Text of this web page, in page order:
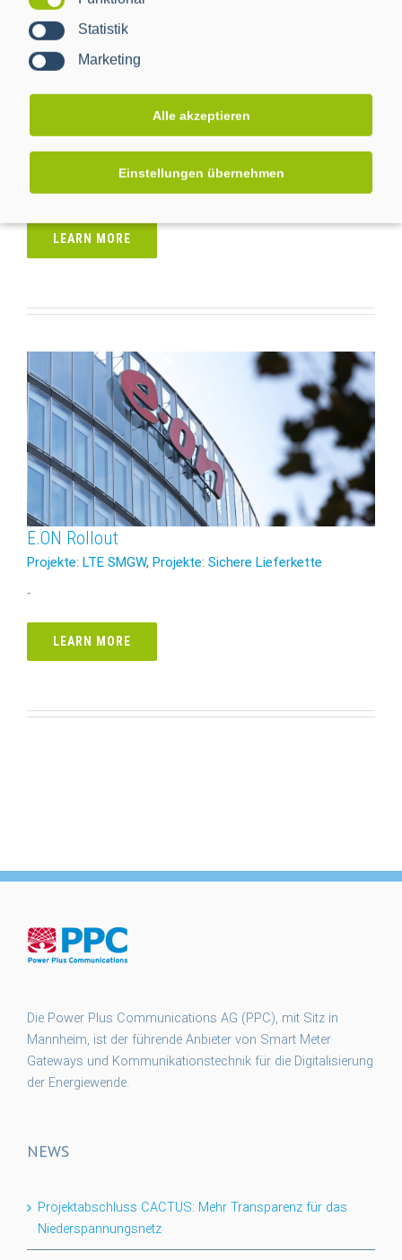
Statistik
Marketing
Alle akzeptieren
Einstellungen übernehmen
EnBW Rollout
Projekte: BPL Modem 4N,Projekte: BPL Modem 4NQ
Projekte: BPL SMGW,Projekte: LTE SMGW,Projekte:
-
LEARN MORE
E.ON Rollout
Projekte: LTE SMGW, Projekte: Sichere Lieferkette
-
LEARN MORE
Die Power Plus Communications AG (PPC), mit Sitz in
Mannheim, ist der führende Anbieter von Smart Meter
Gateways und Kommunikationstechnik für die Digitalisierung
der Energiewende.
NEWS
Projektabschluss CACTUS: Mehr Transparenz für das
Niederspannungsnetz